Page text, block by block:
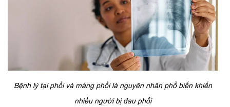
Bệnh lý tại phổi và màng phổi là nguyên nhân phổ biến khiến
nhiều người bị đau phổi